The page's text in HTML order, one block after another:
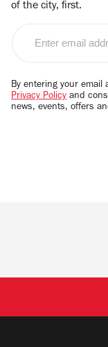
of the city, first.
email
By entering your email
Privacy Policy and
news, events, offers